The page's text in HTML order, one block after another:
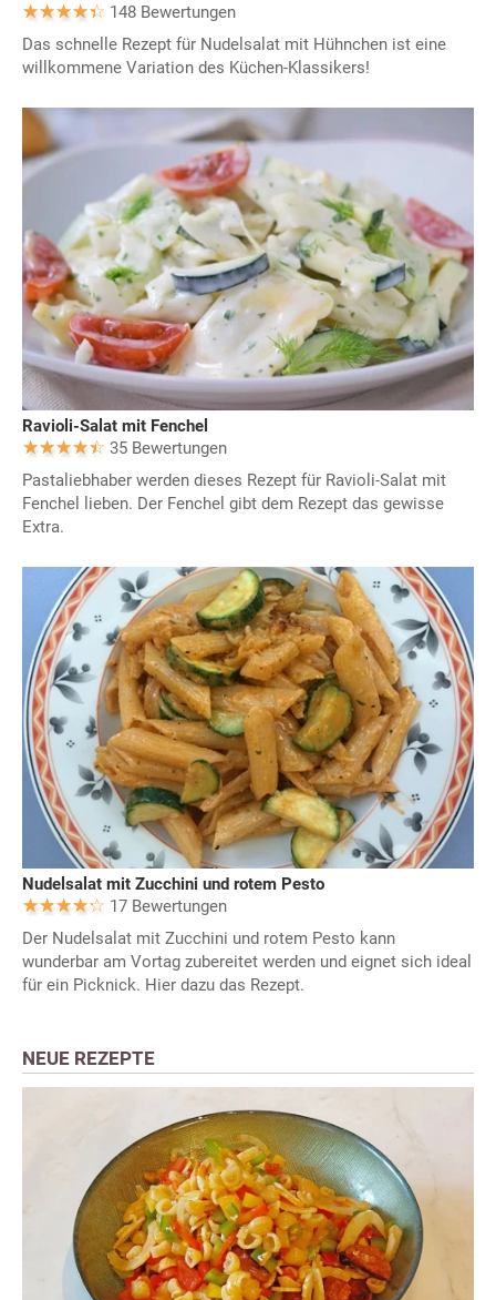
148 Bewertungen
Das schnelle Rezept für Nudelsalat mit Hühnchen ist eine
willkommene Variation des Küchen-Klassikers!
Ravioli-Salat mit Fenchel
35 Bewertungen
Pastaliebhaber werden dieses Rezept für Ravioli-Salat mit
Fenchel lieben. Der Fenchel gibt dem Rezept das gewisse
Extra.
Nudelsalat mit Zucchini und rotem Pesto
17 Bewertungen
Der Nudelsalat mit Zucchini und rotem Pesto kann
wunderbar am Vortag zubereitet werden und eignet sich ideal
für ein Picknick. Hier dazu das Rezept.
NEUE REZEPTE